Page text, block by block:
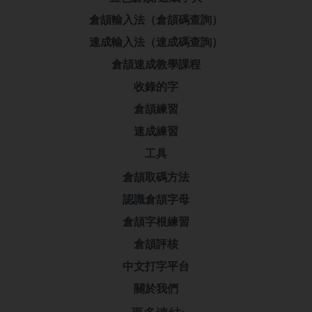
倉頡輸入法（倉頡碼查詢）
速成輸入法（速成碼查詢）
倉頡速成教學課程
收錄的字
倉頡練習
速成練習
工具
倉頡取碼方法
認識倉頡字母
倉頡字根練習
倉頡評核
中文打字平台
關於我們